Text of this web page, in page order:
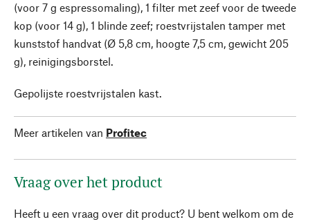
(voor 7 g espressomaling), 1 filter met zeef voor de tweede
kop (voor 14 g), 1 blinde zeef; roestvrijstalen tamper met
kunststof handvat (Ø 5,8 cm, hoogte 7,5 cm, gewicht 205
g), reinigingsborstel.
Gepolijste roestvrijstalen kast.
Meer artikelen van Profitec
Vraag over het product
Heeft u een vraag over dit product? U bent welkom om de